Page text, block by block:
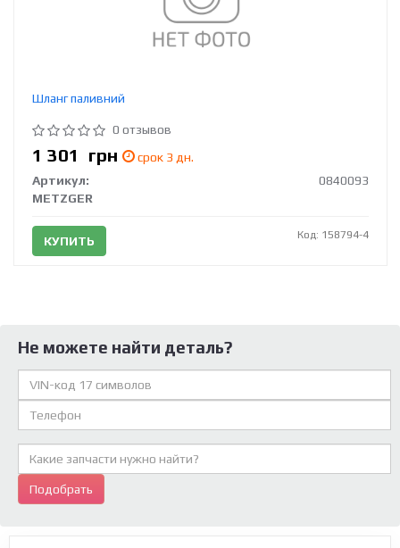
Шланг паливний
0 отзывов
1 301 грн
срок 3 дн.
Артикул:
0840093
METZGER
КУПИТЬ Код: 158794-4
Не можете найти деталь?
Подобрать